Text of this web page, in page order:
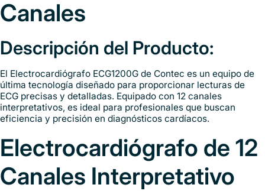
Canales
Descripción del Producto:
El Electrocardiógrafo ECG1200G de Contec es un equipo de
última tecnología diseñado para proporcionar lecturas de
ECG precisas y detalladas. Equipado con 12 canales
interpretativos, es ideal para profesionales que buscan
eficiencia y precisión en diagnósticos cardíacos.
Electrocardiógrafo de 12
Canales Interpretativo